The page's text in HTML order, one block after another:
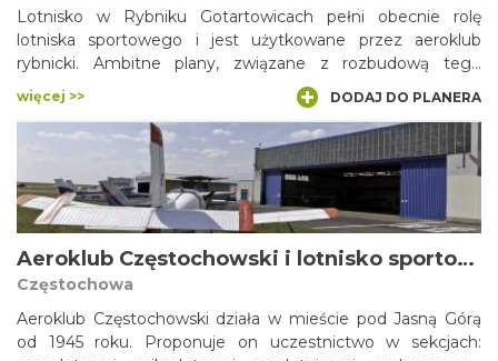
Lotnisko w Rybniku Gotartowicach pełni obecnie rolę
lotniska sportowego i jest użytkowane przez aeroklub
rybnicki. Ambitne plany, związane z rozbudową tego
obiektu, zakładają jednak powstanie tu dużego portu
lotniczego, z kilometrowym pasem startowym, wieżą
kontrolną i hangarami. Port lotniczy w Rybniku miałby
obsługiwać do 150 tysięcy pasażerów rocznie, a
rozpoczynałyby się stąd zarówno loty krajowe, jak i
zagraniczne.
więcej >> DODAJ DO PLANERA
Aeroklub Częstochowski i lotnisko sportowe w Rudnikach
Częstochowa
Aeroklub Częstochowski działa w mieście pod Jasną Górą
od 1945 roku. Proponuje on uczestnictwo w sekcjach: